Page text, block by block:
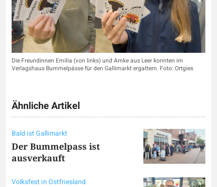
Die Freundinnen Emilia (von links) und Amke aus Leer konnten im
Verlagshaus Bummelpässe für den Gallimarkt ergattern. Foto: Ortgies
Ähnliche Artikel
Bald ist Gallimarkt
Der Bummelpass ist
ausverkauft
Volksfest in Ostfriesland